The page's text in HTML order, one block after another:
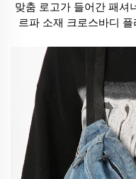
맞춤 로고가 들어간 패셔
르파 소재 크로스바디